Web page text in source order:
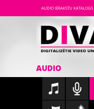
AUDIO IERAKSTU KATALOGS
AUDIO